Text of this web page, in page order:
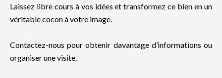
Laissez libre cours à vos idées et transformez ce bien en un
véritable cocon à votre image.
Contactez-nous pour obtenir davantage d’informations ou
organiser une visite.